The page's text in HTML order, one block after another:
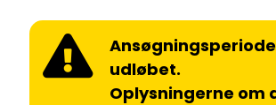
udløbet.
Oplysningerne om